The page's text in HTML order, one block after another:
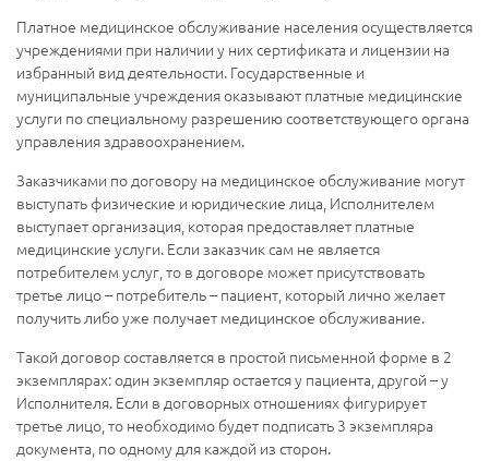
Платное медицинское обслуживание населения осуществляется
учреждениями при наличии у них сертификата и лицензии на
избранный вид деятельности. Государственные и
муниципальные учреждения оказывают платные медицинские
услуги по специальному разрешению соответствующего органа
управления здравоохранением.
Заказчиками по договору на медицинское обслуживание могут
выступать физические и юридические лица, Исполнителем
выступает организация, которая предоставляет платные
медицинские услуги. Если заказчик сам не является
потребителем услуг, то в договоре может присутствовать
третье лицо – потребитель – пациент, который лично желает
получить либо уже получает медицинское обслуживание.
Такой договор составляется в простой письменной форме в 2
экземплярах: один экземпляр остается у пациента, другой – у
Исполнителя. Если в договорных отношениях фигурирует
третье лицо, то необходимо будет подписать 3 экземпляра
документа, по одному для каждой из сторон.